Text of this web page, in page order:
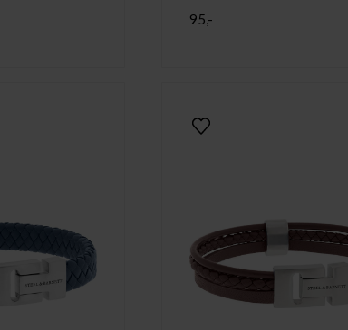
Zwart
95,-